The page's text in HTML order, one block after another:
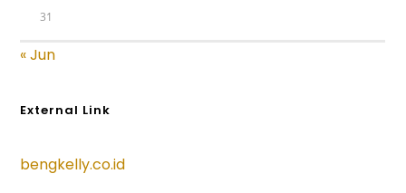
31
« Jun
External Link
bengkelly.co.id